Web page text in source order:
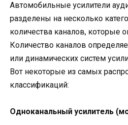
Автомобильные усилители
разделены на несколько
количества каналов, которые
Количество каналов
или динамических систем
Вот некоторые из самых
классификаций:
Одноканальный усилитель